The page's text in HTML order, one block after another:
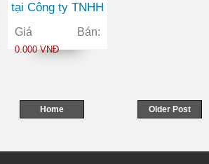
tại Công ty TNHH
Tin học Trần
Minh
Giá Bán:
0.000 VNĐ
Older Post
Home